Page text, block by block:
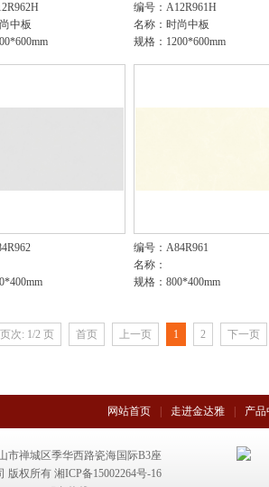
中板
编号：A12R961H
名称：时尚中板
规格：1200*600mm
编号：A84R961
名称：
规格：800*400mm
次: 1/2 页 首页 上一页 1 2 下一页
网站首页 走进金达雅 产品
市禅城区季华西路瓷海国际B3座
版权所有 湘ICP备15002264号-16